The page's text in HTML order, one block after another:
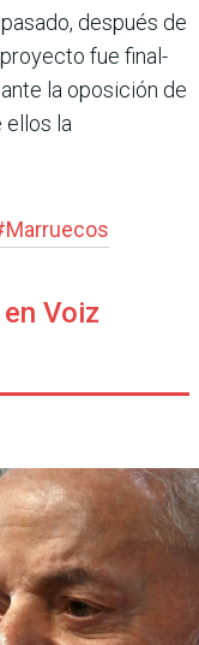
después de
proyecto fue final­
la oposición de
ellos la
Marruecos
Voiz